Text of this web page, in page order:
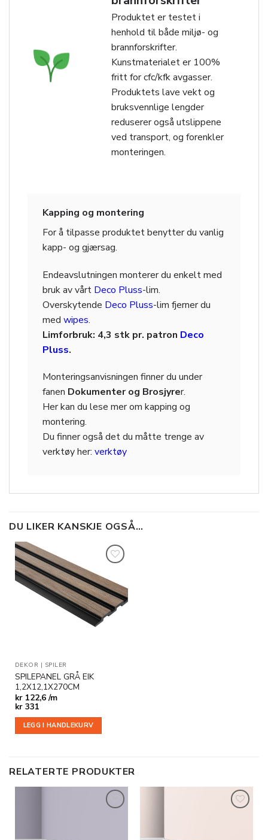
Produktet er testet i
henhold til både miljø- og
brannforskrifter.
Kunstmaterialet er 100%
fritt for cfc/kfk avgasser.
Produktets lave vekt og
bruksvennlige lengder
reduserer også utslippene
ved transport, og forenkler
monteringen.
Kapping og montering
For å tilpasse produktet benytter du vanlig
kapp- og gjærsag.
Endeavslutningen monterer du enkelt med
bruk av vårt Deco Pluss-lim.
Overskytende Deco Pluss-lim fjerner du
med wipes.
Limforbruk: 4,3 stk pr. patron Deco
Pluss.
Monteringsanvisningen finner du under
fanen Dokumenter og Brosjyrer.
Her kan du lese mer om kapping og
montering.
Du finner også det du måtte trenge av
verktøy her: verktøy
DU LIKER KANSKJE OGSÅ…
Legg til
i
ønskeliste
DEKOR | SPILER
SPILEPANEL GRÅ EIK
1,2X12,1X270CM
kr122,6 /m
kr331
LEGG I HANDLEKURV
RELATERTE PRODUKTER